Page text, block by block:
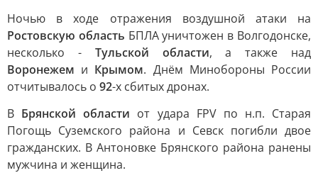
Ночью в ходе отражения воздушной атаки на
Ростовскую область БПЛА уничтожен в Волгодонске,
несколько - Тульской области, а также над
Воронежем и Крымом. Днём Минобороны России
отчитывалось о 92-х сбитых дронах.
В Брянской области от удара FPV по н.п. Старая
Погощь Суземского района и Севск погибли двое
гражданских. В Антоновке Брянского района ранены
мужчина и женщина.